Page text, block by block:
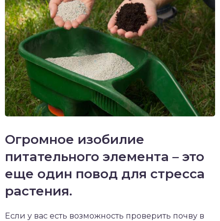
Огромное изобилие
питательного элемента – это
еще один повод для стресса
растения.
Если у вас есть возможность проверить почву в